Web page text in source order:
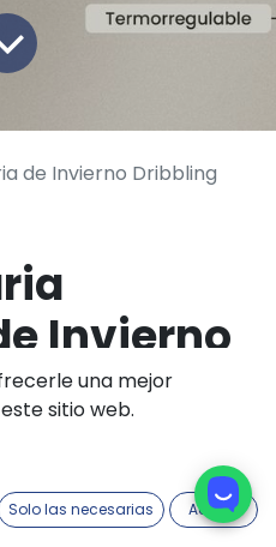
de Invierno Dribbling
Invierno
se empiezan a
sola cosa:es
tus clientes.
una mejor
sitio web.
Solo las necesarias Acepto